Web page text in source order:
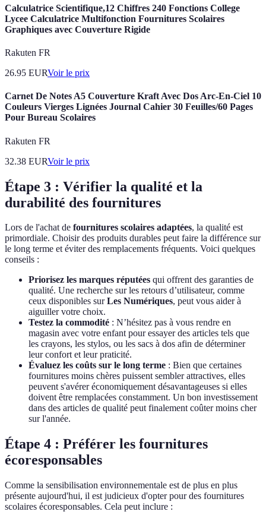
Calculatrice Scientifique,12 Chiffres 240 Fonctions College
Lycee Calculatrice Multifonction Fournitures Scolaires
Graphiques avec Couverture Rigide
Rakuten FR
26.95 EURVoir le prix
Carnet De Notes A5 Couverture Kraft Avec Dos Arc-En-Ciel 10
Couleurs Vierges Lignées Journal Cahier 30 Feuilles/60 Pages
Pour Bureau Scolaires
Rakuten FR
32.38 EURVoir le prix
Étape 3 : Vérifier la qualité et la
durabilité des fournitures
Lors de l'achat de fournitures scolaires adaptées, la qualité est
primordiale. Choisir des produits durables peut faire la différence sur
le long terme et éviter des remplacements fréquents. Voici quelques
conseils :
Priorisez les marques réputées qui offrent des garanties de
qualité. Une recherche sur les retours d’utilisateur, comme
ceux disponibles surLes Numériques, peut vous aider à
aiguiller votre choix.
Testez la commodité : N’hésitez pas à vous rendre en
magasin avec votre enfant pour essayer des articles tels que
les crayons, les stylos, ou les sacs à dos afin de déterminer
leur confort et leur praticité.
Évaluez les coûts sur le long terme : Bien que certaines
fournitures moins chères puissent sembler attractives, elles
peuvent s'avérer économiquement désavantageuses si elles
doivent être remplacées constamment. Un bon investissement
dans des articles de qualité peut finalement coûter moins cher
sur l'année.
Étape 4 : Préférer les fournitures
écoresponsables
Comme la sensibilisation environnementale est de plus en plus
présente aujourd'hui, il est judicieux d'opter pour des fournitures
scolaires écoresponsables. Cela peut inclure :